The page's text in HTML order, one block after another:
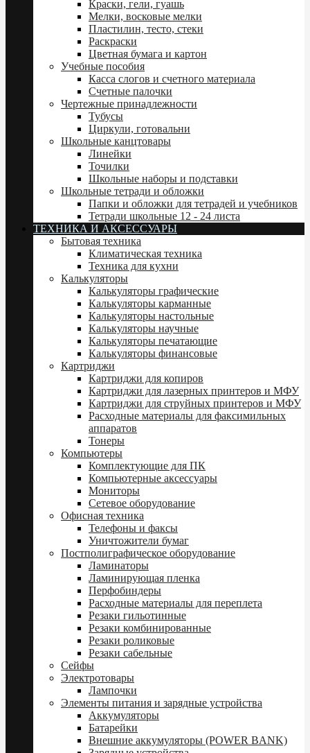
Краски, гели, гуашь
Мелки, восковые мелки
Пластилин, тесто, стеки
Раскраски
Цветная бумага и картон
Учебные пособия
Касса слогов и счетного материала
Счетные палочки
Чертежные принадлежности
Тубусы
Циркули, готовальни
Школьные канцтовары
Линейки
Точилки
Школьные наборы и подставки
Школьные тетради и обложки
Папки и обложки для тетрадей и учебников
Тетради школьные 12 - 24 листа
ТЕХНИКА И АКСЕССУАРЫ
Бытовая техника
Климатическая техника
Техника для кухни
Калькуляторы
Калькуляторы графические
Калькуляторы карманные
Калькуляторы настольные
Калькуляторы научные
Калькуляторы печатающие
Калькуляторы финансовые
Картриджи
Картриджи для копиров
Картриджи для лазерных принтеров и МФУ
Картриджи для струйных принтеров и МФУ
Расходные материалы для факсимильных
аппаратов
Тонеры
Компьютеры
Комплектующие для ПК
Компьютерные аксессуары
Мониторы
Сетевое оборудование
Офисная техника
Телефоны и факсы
Уничтожители бумаг
Постполиграфическое оборудование
Ламинаторы
Ламинирующая пленка
Перфобиндеры
Расходные материалы для переплета
Резаки гильотинные
Резаки комбинированные
Резаки роликовые
Резаки сабельные
Сейфы
Электротовары
Лампочки
Элементы питания и зарядные устройства
Аккумуляторы
Батарейки
Внешние аккумуляторы (POWER BANK)